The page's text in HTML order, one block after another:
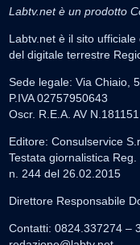
Labtv.net è un prodotto
Labtv.net è il sito
del digitale terrestre
Sede legale: Via Chiaio,
P.IVA 02757950643
Oscr. R.E.A. AV N.181151
Editore: Consulservice
Testata giornalistica
n. 244 del 26.02.2015
Direttore Responsabile
Contatti: 0824.337274 –